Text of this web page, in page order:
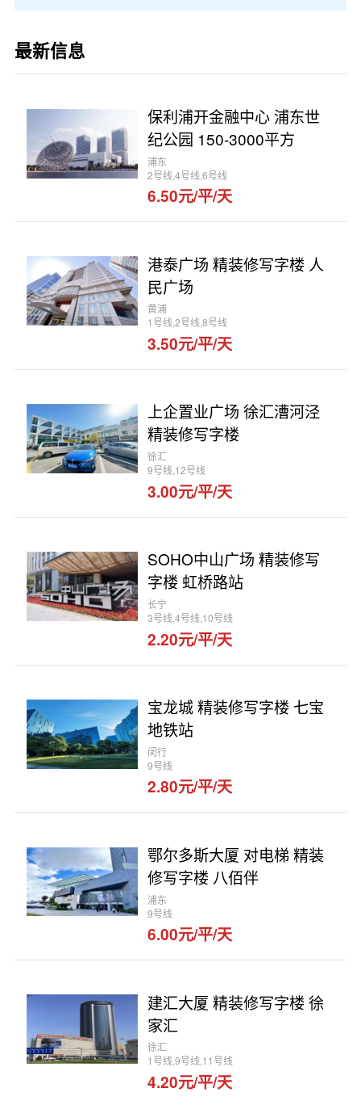
最新信息
保利浦开金融中心 浦东世
纪公园 150-3000平方
浦东
2号线,4号线,6号线
6.50元/平/天
港泰广场 精装修写字楼 人
民广场
黄浦
1号线,2号线,8号线
3.50元/平/天
上企置业广场 徐汇漕河泾
精装修写字楼
徐汇
9号线,12号线
3.00元/平/天
SOHO中山广场 精装修写
字楼 虹桥路站
长宁
3号线,4号线,10号线
2.20元/平/天
宝龙城 精装修写字楼 七宝
地铁站
闵行
9号线
2.80元/平/天
鄂尔多斯大厦 对电梯 精装
修写字楼 八佰伴
浦东
9号线
6.00元/平/天
建汇大厦 精装修写字楼 徐
家汇
徐汇
1号线,9号线,11号线
4.20元/平/天